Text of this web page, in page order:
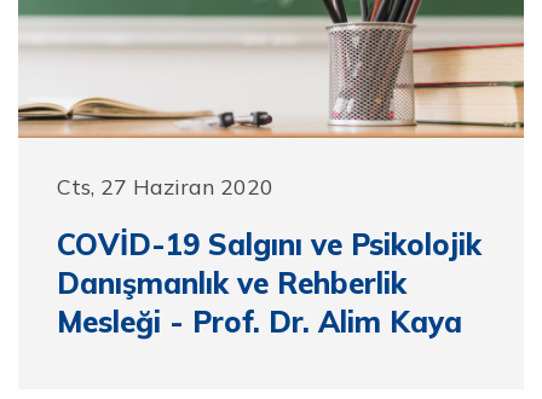
Cts, 27 Haziran 2020
COVİD-19 Salgını ve Psikolojik
Danışmanlık ve Rehberlik
Mesleği - Prof. Dr. Alim Kaya